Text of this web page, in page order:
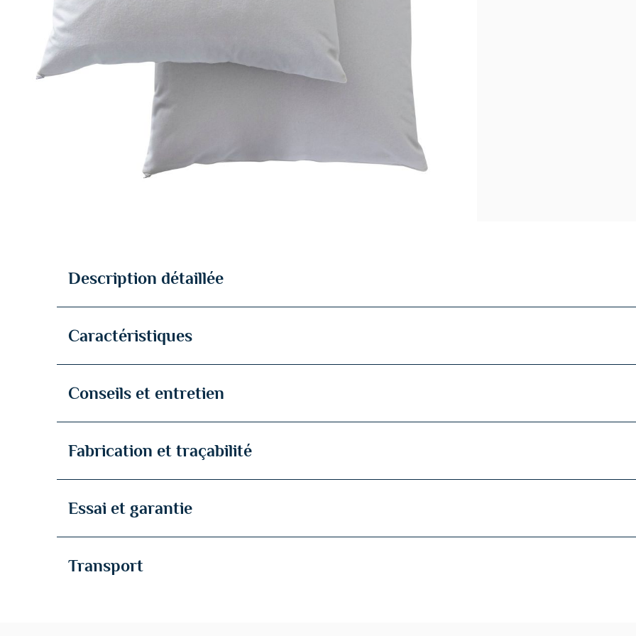
Description détaillée
Caractéristiques
Conseils et entretien
Fabrication et traçabilité
Essai et garantie
Transport